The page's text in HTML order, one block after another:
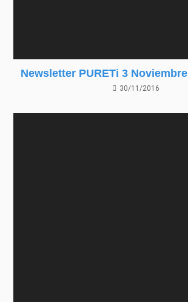
Newsletter PURETi 3 Noviembre
30/11/2016